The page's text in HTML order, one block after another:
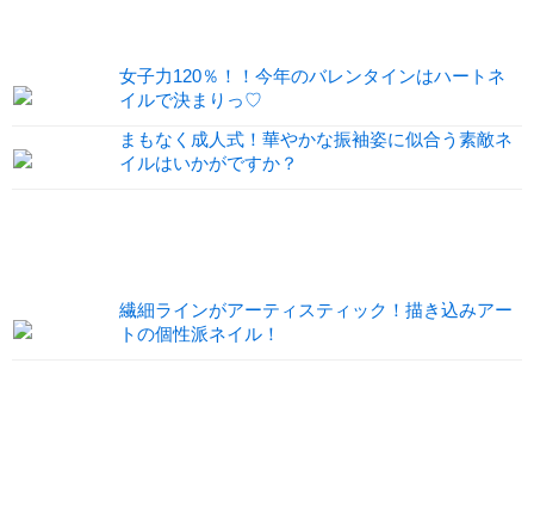
女子力120％！！今年のバレンタインはハートネ
イルで決まりっ♡
まもなく成人式！華やかな振袖姿に似合う素敵ネ
イルはいかがですか？
繊細ラインがアーティスティック！描き込みアー
トの個性派ネイル！